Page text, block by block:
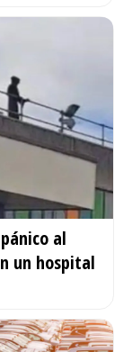
al
un hospital